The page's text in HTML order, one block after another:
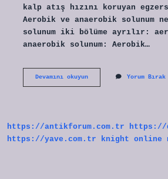
kalp atış hızını koruyan
Aerobik ve anaerobik solunum
solunum iki bölüme ayrılır:
anaerobik solunum: Aerobik…
Devamını okuyunAerobik
Yorum Bırak
https://antikforum.com.tr
https://
https://yave.com.tr
knight online